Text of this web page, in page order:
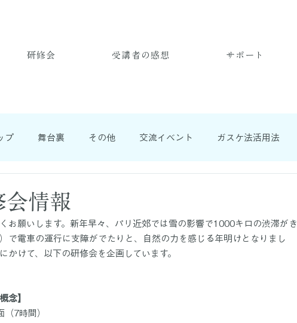
研修会 受講者の感想 サポート
プ 舞台裏 その他 交流イベント ガスケ法活用法
会情報
お願いします。新年早々、パリ近郊では雪の影響で1000キロの渋滞がき
で電車の運行に支障がでたりと、自然の力を感じる年明けとなりまし
かけて、以下の研修会を企画しています。
念】
7時間）